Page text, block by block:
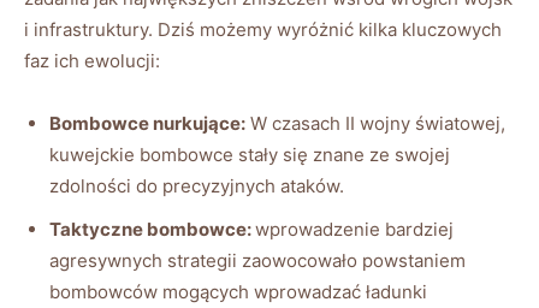
i infrastruktury. Dziś możemy wyróżnić kilka kluczowych
faz ich ewolucji:
Bombowce nurkujące: W czasach II wojny światowej,
kuwejckie bombowce stały się znane ze swojej
zdolności do precyzyjnych ataków.
Taktyczne bombowce:wprowadzenie bardziej
agresywnych strategii zaowocowało powstaniem
bombowców mogących wprowadzać ładunki